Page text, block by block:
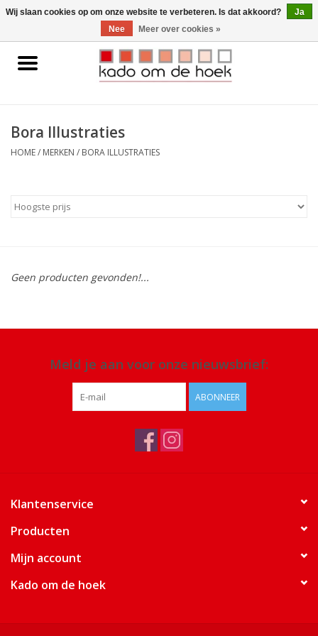
0 Artikelen - €0,00
Home
Gadgets
Bora Illustraties
HOME/ MERKEN / BORA ILLUSTRATIES
Geen producten gevonden!...
Meld je aan voor onze nieuwsbrief:
ABONNEER
Klantenservice
Producten
Mijn account
Kado om de hoek
Wij slaan cookies op om onze website te verbeteren. Is dat akkoord?
Ja
Nee
Meer over cookies »